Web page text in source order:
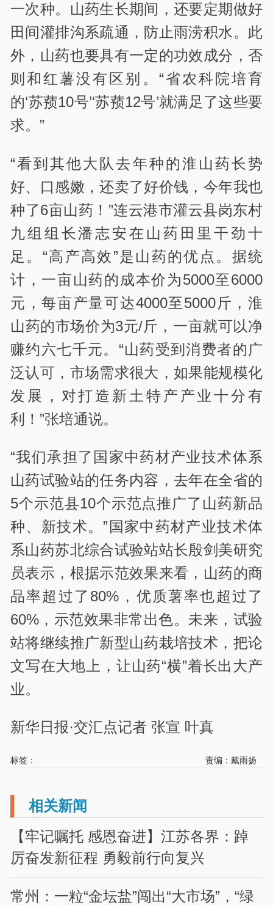
一次种。山药生长期间，还要定期做好
田间灌排沟系疏通，防止雨涝积水。此
外，山药也要具有一定的功效成分，否
则和红薯没有区别。“省农科院培育
的‘苏蓣10号’‘苏蓣12号’就满足了这些要
求。”
“看到其他大队去年种的淮山药长势
好、口感嫩，还卖了好价钱，今年我也
种了6亩山药！”连云港市灌云县岗东村
九组组长潘志安在山药田里干劲十
足。“高产高效”是山药的优点。据统
计，一亩山药的成本价为5000至6000
元，每亩产量可达4000至5000斤，淮
山药的市场价为3元/斤，一亩就可以净
赚约六七千元。“山药受到消费者的广
泛认可，市场需求很大，如果能规模化
发展，对打造新土特产产业十分有
利！”张培通说。
“我们承担了国家中药材产业技术体系
山药试验站的任务内容，去年在全省的
5个示范县10个示范点推广了山药新品
种、新技术。”国家中药材产业技术体
系山药苏北综合试验站站长殷剑美研究
员表示，根据示范效果来看，山药的商
品率超过了80%，优质薯率也超过了
60%，示范效果非常出色。未来，试验
站将继续推广新型山药栽培技术，把论
文写在大地上，让山药“横”着长出大产
业。
新华日报·交汇点记者 张宣 叶真
标签： 责编：戴雨扬
相关新闻
【牢记嘱托 感恩奋进】江苏各界：踔
厉奋发新征程 勇毅前行向复兴
常州：一粒“金坛盐”闯出“大市场”，“绿